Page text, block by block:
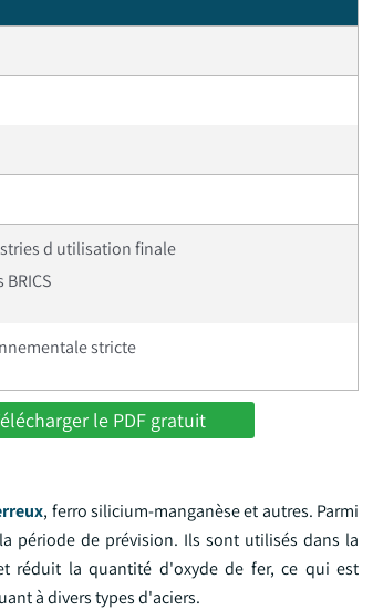
d utilisation finale
stricte
le PDF gratuit
, ferro silicium-manganèse et autres. Parmi
période de prévision. Ils sont utilisés dans la
réduit la quantité d'oxyde de fer, ce qui est
à divers types d'aciers.